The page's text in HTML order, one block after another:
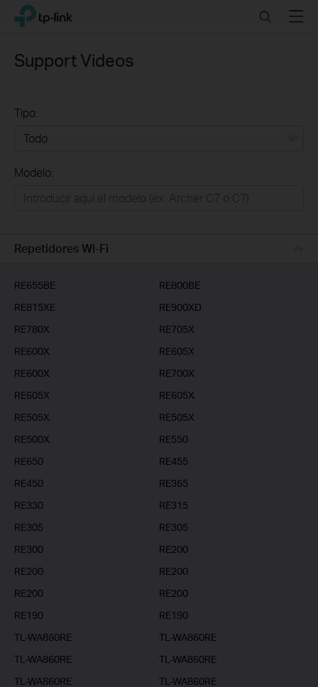
Click
navigation
TP-Link, Reliably Smart SearchMenu
Support Videos
Tipo:
Empresas
Modelo:
Repetidores Wi-Fi
RE655BE
RE800BE
RE815XE
RE900XD
RE780X
RE705X
RE600X
RE605X
RE600X
RE700X
RE605X
RE605X
RE505X
RE505X
RE500X
RE550
RE650
RE455
RE450
RE365
RE330
RE315
RE305
RE305
RE300
RE200
RE200
RE200
RE200
RE200
RE190
RE190
TL-WA860RE
TL-WA860RE
TL-WA860RE
TL-WA860RE
TL-WA860RE
TL-WA860RE